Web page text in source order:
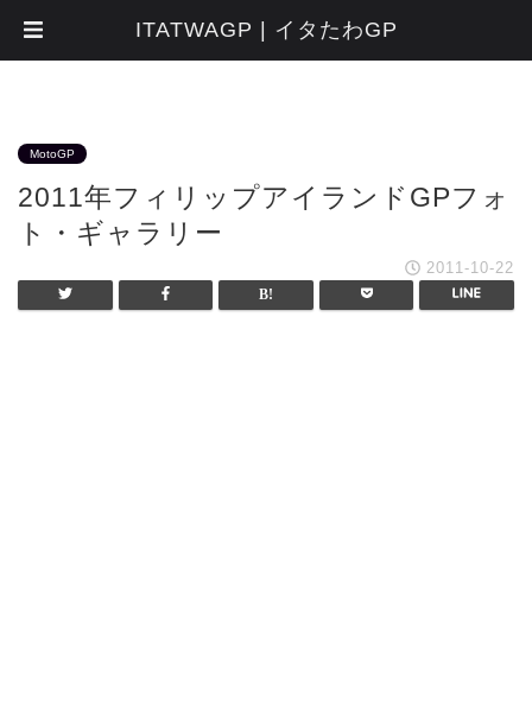
MotoGP
2011年フィリップアイランドGPフォ
ト・ギャラリー
2011-10-22
ITATWAGP | イタたわGP